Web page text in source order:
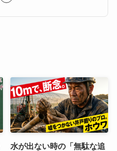
水が出ない時の「無駄な追